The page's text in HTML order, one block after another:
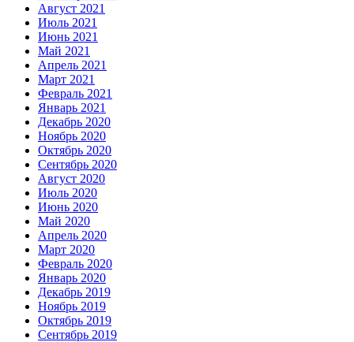
Август 2021
Июль 2021
Июнь 2021
Май 2021
Апрель 2021
Март 2021
Февраль 2021
Январь 2021
Декабрь 2020
Ноябрь 2020
Октябрь 2020
Сентябрь 2020
Август 2020
Июль 2020
Июнь 2020
Май 2020
Апрель 2020
Март 2020
Февраль 2020
Январь 2020
Декабрь 2019
Ноябрь 2019
Октябрь 2019
Сентябрь 2019